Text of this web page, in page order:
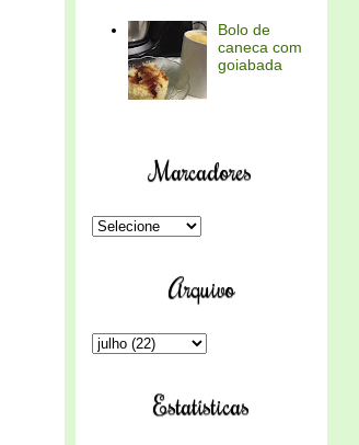
Bolo de
caneca com
goiabada
Marcadores
Arquivo
Estatísticas